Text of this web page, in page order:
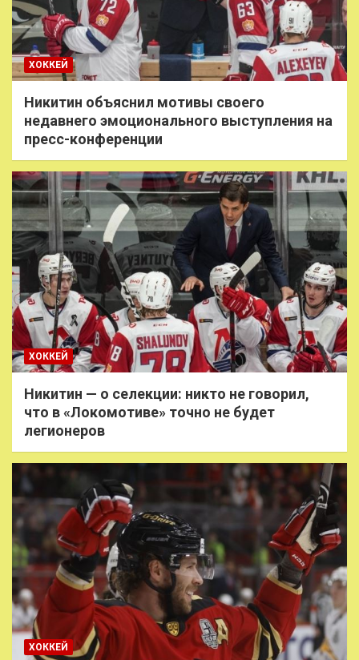
ХОККЕЙ
Никитин объяснил мотивы своего
недавнего эмоционального выступления на
пресс-конференции
ХОККЕЙ
Никитин — о селекции: никто не говорил,
что в «Локомотиве» точно не будет
легионеров
ХОККЕЙ